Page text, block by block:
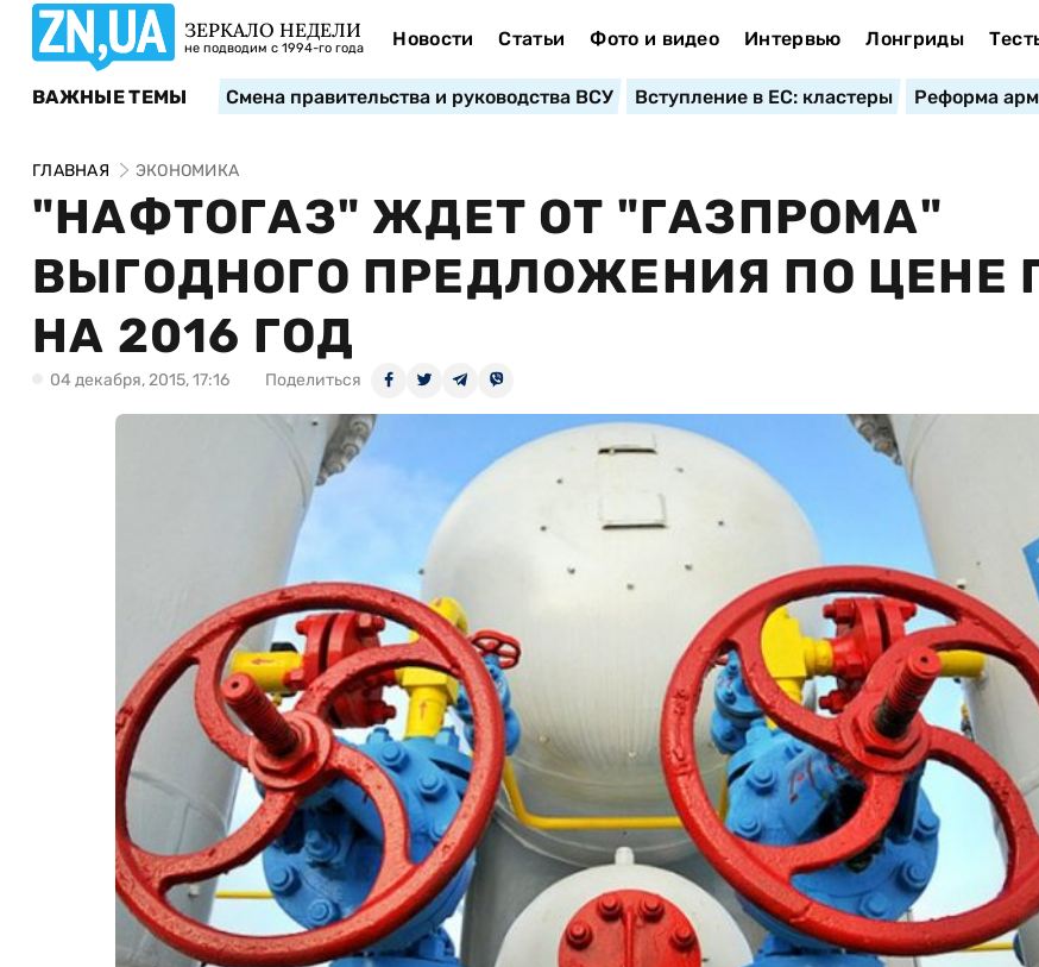
ЗЕРКАЛО НЕДЕЛИ
не подводим с 1994-го года Новости Статьи Фото и видео Интервью Лонгриды
ВАЖНЫЕ ТЕМЫ Смена правительства и руководства ВСУ Вступление в ЕС: кластеры Реформа
ГЛАВНАЯ ЭКОНОМИКА
"НАФТОГАЗ" ЖДЕТ ОТ "ГАЗПРОМА"
ВЫГОДНОГО ПРЕДЛОЖЕНИЯ ПО ЦЕНЕ
НА 2016 ГОД
04 декабря, 2015, 17:16 Поделиться